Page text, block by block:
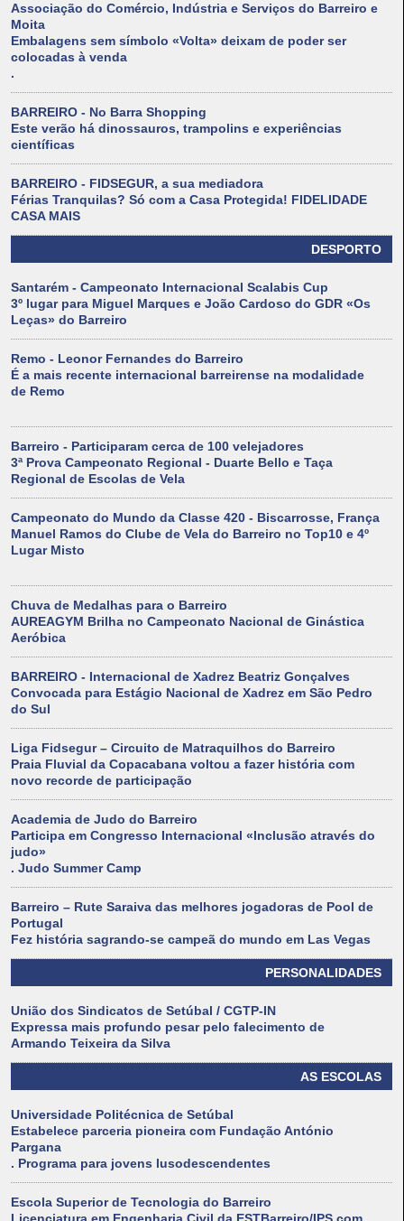
Associação do Comércio, Indústria e Serviços do Barreiro e
Moita
Embalagens sem símbolo «Volta» deixam de poder ser
colocadas à venda
.
BARREIRO - No Barra Shopping
Este verão há dinossauros, trampolins e experiências
científicas
BARREIRO - FIDSEGUR, a sua mediadora
Férias Tranquilas? Só com a Casa Protegida! FIDELIDADE
CASA MAIS
DESPORTO
Santarém - Campeonato Internacional Scalabis Cup
3º lugar para Miguel Marques e João Cardoso do GDR «Os
Leças» do Barreiro
Remo - Leonor Fernandes do Barreiro
É a mais recente internacional barreirense na modalidade
de Remo
Barreiro - Participaram cerca de 100 velejadores
3ª Prova Campeonato Regional - Duarte Bello e Taça
Regional de Escolas de Vela
Campeonato do Mundo da Classe 420 - Biscarrosse, França
Manuel Ramos do Clube de Vela do Barreiro no Top10 e 4º
Lugar Misto
Chuva de Medalhas para o Barreiro
AUREAGYM Brilha no Campeonato Nacional de Ginástica
Aeróbica
BARREIRO - Internacional de Xadrez Beatriz Gonçalves
Convocada para Estágio Nacional de Xadrez em São Pedro
do Sul
Liga Fidsegur – Circuito de Matraquilhos do Barreiro
Praia Fluvial da Copacabana voltou a fazer história com
novo recorde de participação
Academia de Judo do Barreiro
Participa em Congresso Internacional «Inclusão através do
judo»
. Judo Summer Camp
Barreiro – Rute Saraiva das melhores jogadoras de Pool de
Portugal
Fez história sagrando-se campeã do mundo em Las Vegas
PERSONALIDADES
União dos Sindicatos de Setúbal / CGTP-IN
Expressa mais profundo pesar pelo falecimento de
Armando Teixeira da Silva
AS ESCOLAS
Universidade Politécnica de Setúbal
Estabelece parceria pioneira com Fundação António
Pargana
. Programa para jovens lusodescendentes
Escola Superior de Tecnologia do Barreiro